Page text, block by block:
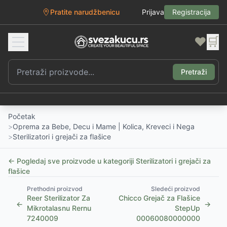
Pratite narudžbenicu Prijava Registracija
❤️ 🛒
Pretraži
Početak
>Oprema za Bebe, Decu i Mame | Kolica, Kreveci i Nega
>Sterilizatori i grejači za flašice
← Pogledaj sve proizvode u kategoriji Sterilizatori i grejači za
flašice
←
Prethodni proizvod
Reer Sterilizator Za
Mikrotalasnu Rernu
7240009
Sledeći proizvod
Chicco Grejač za Flašice
StepUp
00060080000000
→